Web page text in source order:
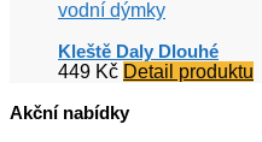
vodní dýmky
Kleště Daly Dlouhé
449 Kč Detail produktu
Akční nabídky